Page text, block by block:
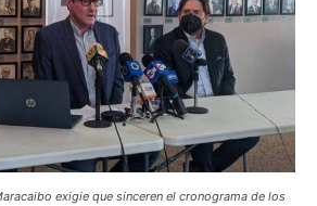
exigie que sinceren el cronograma de los